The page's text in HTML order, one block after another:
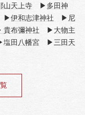
山天上寺▶ 多田神
▶ 伊和志津神社 ▶ 尼
貴布彌神社 ▶ 大物主
塩田八幡宮▶ 三田天